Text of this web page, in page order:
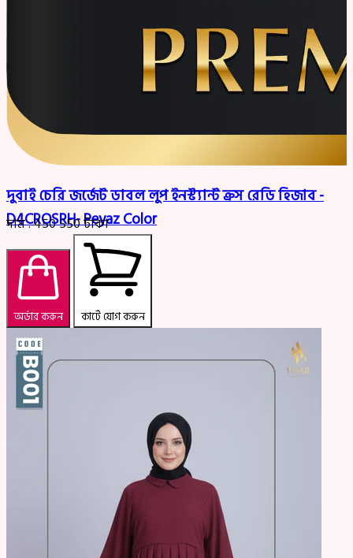
দুবাই চেরি জর্জেট ডাবল লুপ ইনস্ট্যান্ট ক্রস রেডি হিজাব -
D4CROSRH- Peyaz Color
দাম :450550টাকা
অর্ডার করুন কার্টে যোগ করুন